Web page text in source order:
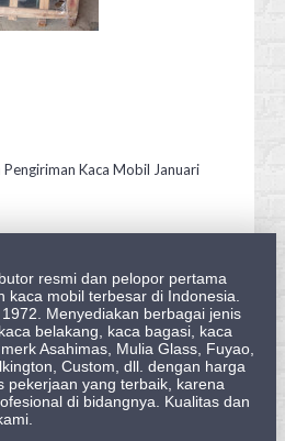
Kaca Mobil Januari
resmi dan pelopor pertama
kaca mobil terbesar di Indonesia.
Menyediakan berbagai jenis
belakang, kaca bagasi, kaca
Asahimas, Mulia Glass, Fuyao,
Custom, dll. dengan harga
pekerjaan yang terbaik, karena
di bidangnya. Kualitas dan